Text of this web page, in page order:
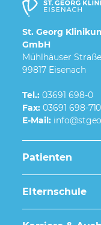
St. Georg
GmbH
Mühlhäuser
99817 Eisenach
Tel.: 03691 698-0
Fax: 03691 698-
E-Mail:
Patienten
Elternschule